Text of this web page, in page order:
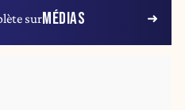
surMÉDIAS